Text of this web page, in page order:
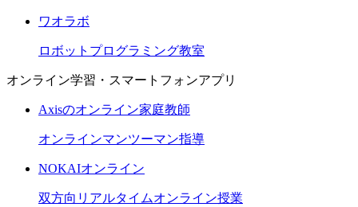
ワオラボ
ロボットプログラミング教室
オンライン学習・スマートフォンアプリ
Axisのオンライン家庭教師
オンラインマンツーマン指導
NOKAIオンライン
双方向リアルタイムオンライン授業